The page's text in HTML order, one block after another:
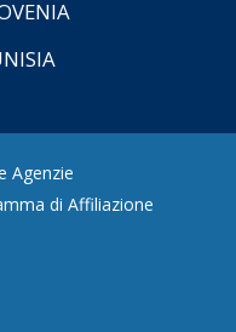
Agenzie
di Affiliazione